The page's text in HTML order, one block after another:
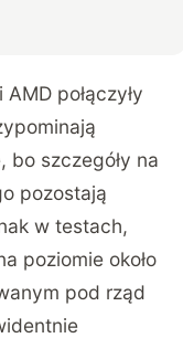
połączyły
bo szczegóły na
pozostają
w testach,
poziomie około
pod rząd